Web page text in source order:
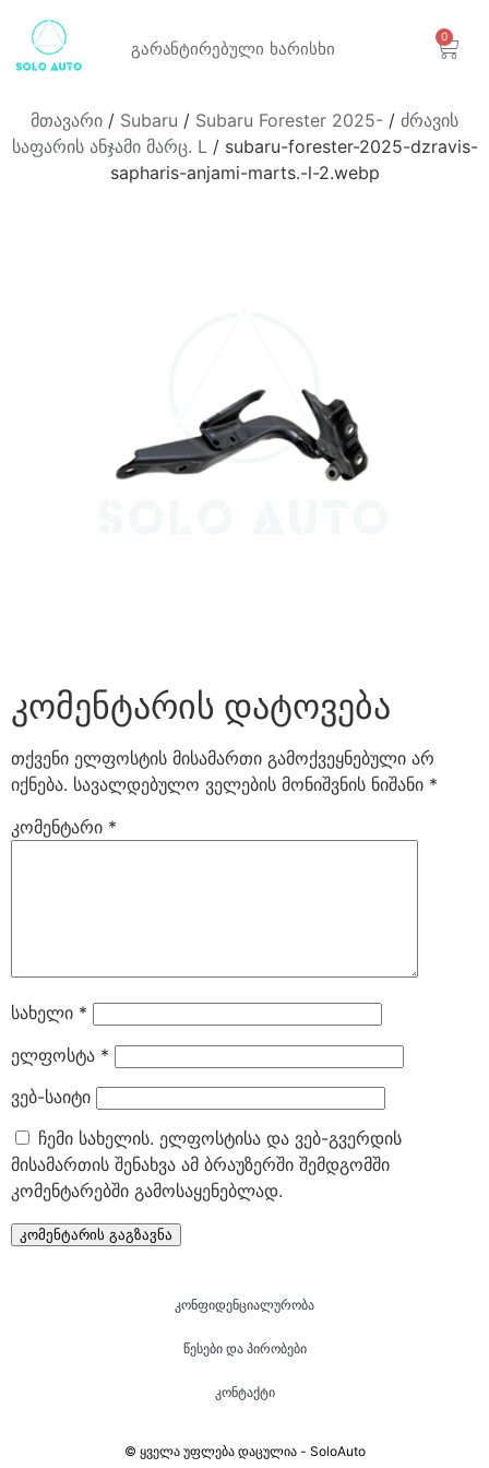
გარანტირებული ხარისხი
0
მთავარი / Subaru / Subaru Forester 2025- / ძრავის
საფარის ანჯამი მარც. L/ subaru-forester-2025-dzravis-
sapharis-anjami-marts.-l-2.webp
კომენტარის დატოვება
თქვენი ელფოსტის მისამართი გამოქვეყნებული არ
იქნება. სავალდებულო ველების მონიშვნის ნიშანი *
კომენტარი *
სახელი *
ელფოსტა *
ვებ-საიტი
ჩემი სახელის. ელფოსტისა და ვებ-გვერდის
მისამართის შენახვა ამ ბრაუზერში შემდგომში
კომენტარებში გამოსაყენებლად.
კონფიდენციალურობა
წესები და პირობები
კონტაქტი
© ყველა უფლება დაცულია - SoloAuto